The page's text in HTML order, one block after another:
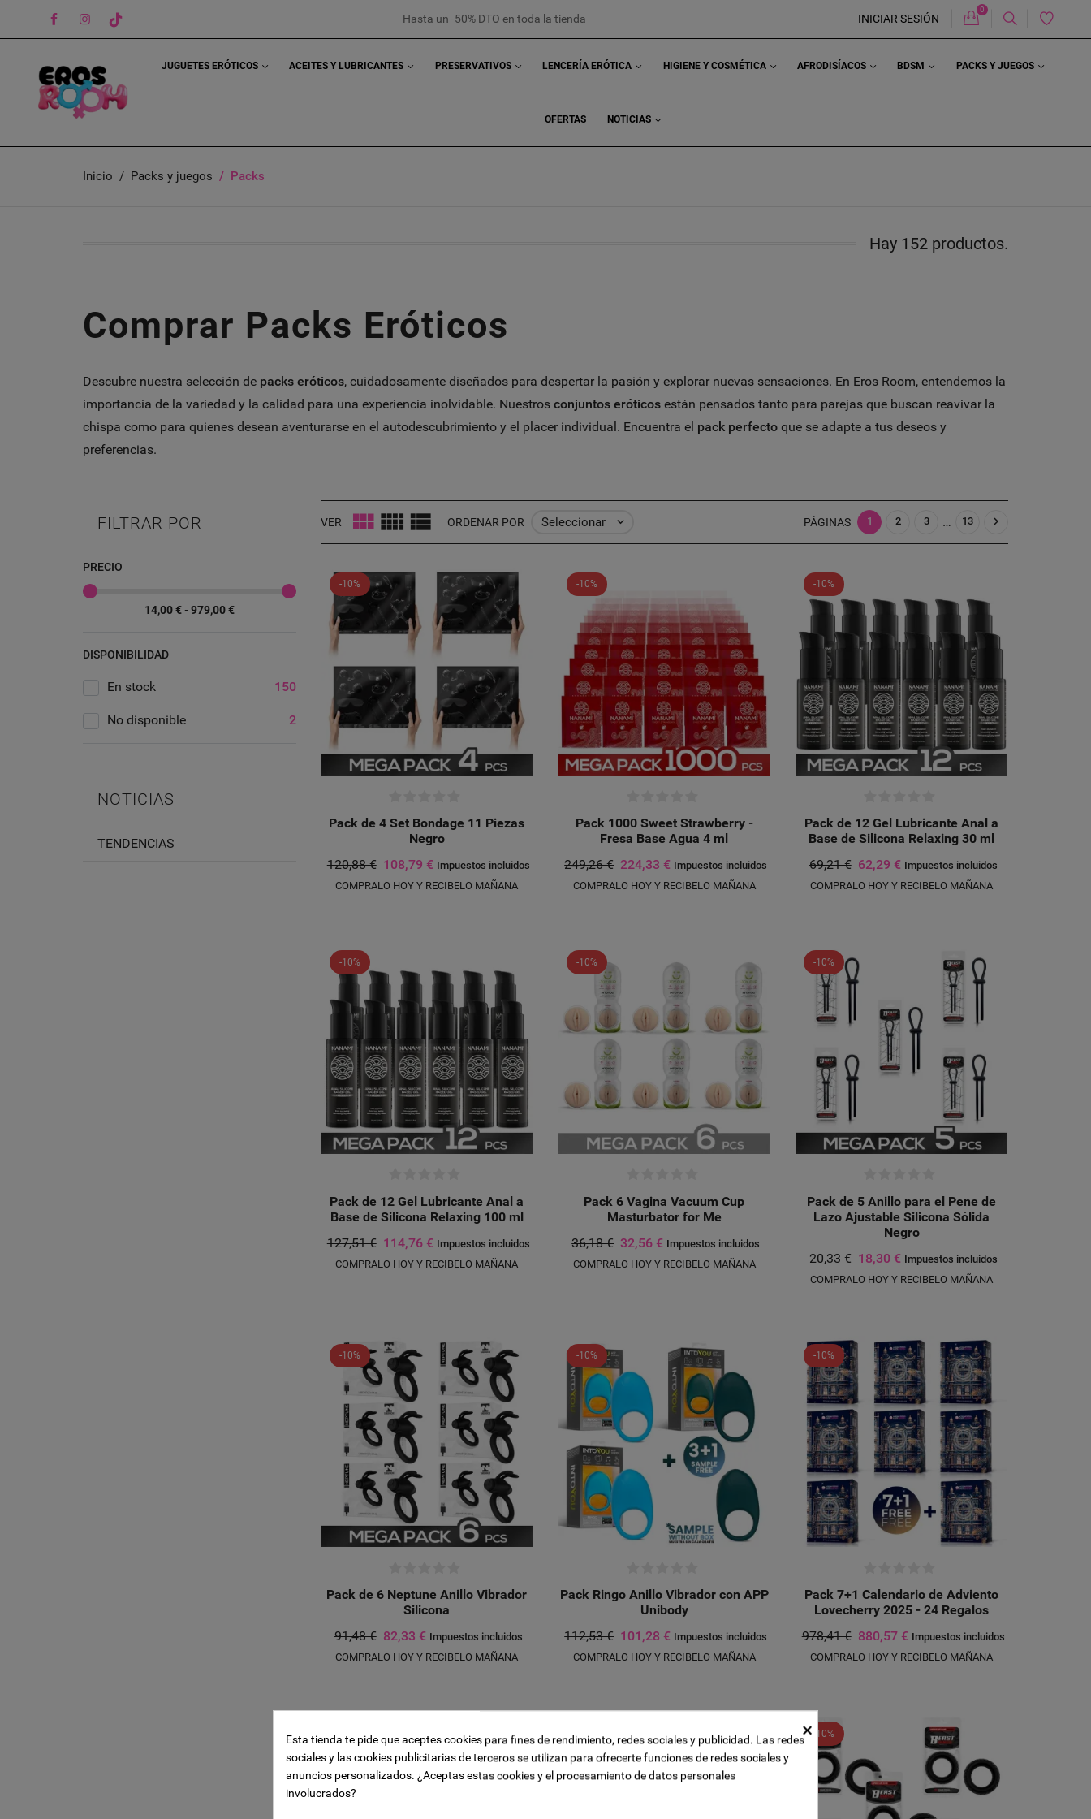
FacebookInstagram
TikTok Hasta un -50% DTO en toda la tienda INICIAR SESIÓN Carrito
0
JUGUETES ERÓTICOS ACEITES Y LUBRICANTES PRESERVATIVOS LENCERÍA ERÓTICA HIGIENE Y COSMÉTICA AFRODISÍACOS BDSM PACKS Y JUEGOS
OFERTAS NOTICIAS
Inicio Packs y juegos Packs
Hay 152 productos.
Comprar Packs Eróticos
Descubre nuestra selección de packs eróticos, cuidadosamente diseñados para despertar la pasión y explorar nuevas sensaciones. En Eros Room, entendemos la
importancia de la variedad y la calidad para una experiencia inolvidable. Nuestros conjuntos eróticos están pensados tanto para parejas que buscan reavivar la
chispa como para quienes desean aventurarse en el autodescubrimiento y el placer individual. Encuentra el pack perfecto que se adapte a tus deseos y
preferencias.
FILTRAR POR
PRECIO
14,00 € - 979,00 €
DISPONIBILIDAD
En stock 150
No disponible 2
NOTICIAS
TENDENCIAS
VER ORDENAR POR Seleccionar  PÁGINAS 1 2 3 … 13 
-10%
Pack de 4 Set Bondage 11 Piezas
Negro
120,88 € 108,79 € Impuestos incluidos
COMPRALO HOY Y RECIBELO MAÑANA
-10%
Pack 1000 Sweet Strawberry -
Fresa Base Agua 4 ml
249,26 € 224,33 € Impuestos incluidos
COMPRALO HOY Y RECIBELO MAÑANA
-10%
Pack de 12 Gel Lubricante Anal a
Base de Silicona Relaxing 30 ml
69,21 € 62,29 € Impuestos incluidos
COMPRALO HOY Y RECIBELO MAÑANA
-10%
Pack de 12 Gel Lubricante Anal a
Base de Silicona Relaxing 100 ml
127,51 € 114,76 € Impuestos incluidos
COMPRALO HOY Y RECIBELO MAÑANA
-10%
Pack 6 Vagina Vacuum Cup
Masturbator for Me
36,18 € 32,56 € Impuestos incluidos
COMPRALO HOY Y RECIBELO MAÑANA
-10%
Pack de 5 Anillo para el Pene de
Lazo Ajustable Silicona Sólida
Negro
20,33 € 18,30 € Impuestos incluidos
COMPRALO HOY Y RECIBELO MAÑANA
-10%
Pack de 6 Neptune Anillo Vibrador
Silicona
91,48 € 82,33 € Impuestos incluidos
COMPRALO HOY Y RECIBELO MAÑANA
-10%
Pack Ringo Anillo Vibrador con APP
Unibody
112,53 € 101,28 € Impuestos incluidos
COMPRALO HOY Y RECIBELO MAÑANA
-10%
Pack 7+1 Calendario de Adviento
Lovecherry 2025 - 24 Regalos
978,41 € 880,57 € Impuestos incluidos
COMPRALO HOY Y RECIBELO MAÑANA
-10% -10%
Añadir a la lista de deseos
((modalTitle))
((confirmMessage))
Nombre de la lista de deseos
Iniciar sesión
Debe iniciar sesión para guardar productos en su lista de deseos.
×
Esta tienda te pide que aceptes cookies para fines de rendimiento, redes sociales y publicidad. Las redes
sociales y las cookies publicitarias de terceros se utilizan para ofrecerte funciones de redes sociales y
anuncios personalizados. ¿Aceptas estas cookies y el procesamiento de datos personales
involucrados?